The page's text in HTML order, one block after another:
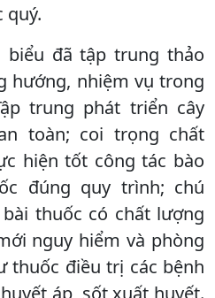
quý.
biểu đã tập trung thảo
hướng, nhiệm vụ trong
trung phát triển cây
toàn; coi trọng chất
hiện tốt công tác bào
đúng quy trình; chú
thuốc có chất lượng
nguy hiểm và phòng
thuốc điều trị các bệnh
áp, sốt xuất huyết.